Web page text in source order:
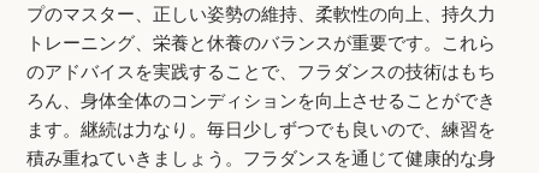
プのマスター、正しい姿勢の維持、柔軟性の向上、持久力
トレーニング、栄養と休養のバランスが重要です。これら
のアドバイスを実践することで、フラダンスの技術はもち
ろん、身体全体のコンディションを向上させることができ
ます。継続は力なり。毎日少しずつでも良いので、練習を
積み重ねていきましょう。フラダンスを通じて健康的な身